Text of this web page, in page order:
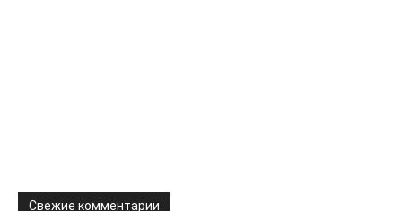
Свежие комментарии